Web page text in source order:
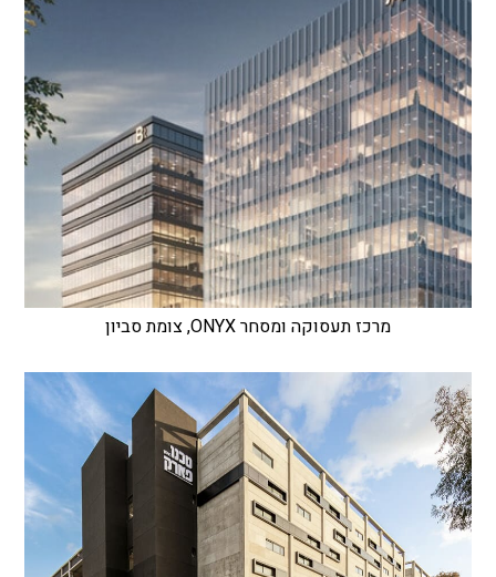
מרכז תעסוקה ומסחר ONYX, צומת סביון